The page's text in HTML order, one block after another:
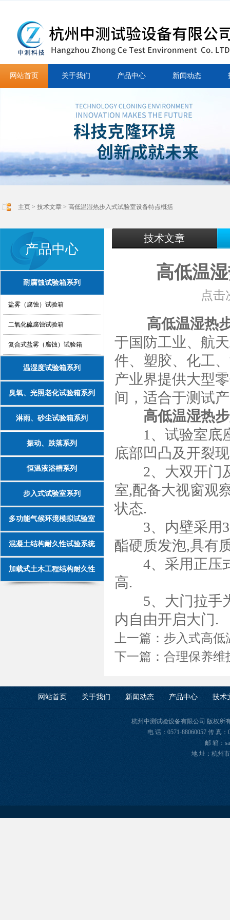
网站首页 关于我们 产品中心 新闻动态
主页 > 技术文章 > 高低温湿热步入式试验室设备特点概括
产品中心
耐腐蚀试验箱系列
盐雾（腐蚀）试验箱
二氧化硫腐蚀试验箱
复合式盐雾（腐蚀）试验箱
温湿度试验箱系列
臭氧、光照老化试验箱系列
淋雨、砂尘试验箱系列
振动、跌落系列
恒温液浴槽系列
步入式试验室系列
多功能气候环境模拟试验室
混凝土结构耐久性试验系统
加载式土木工程结构耐久性
技术文章
高低温
点击
高低温湿热
于国防工业、航
件、塑胶、化工
产业界提供大型
间，适合于测试
高低温湿热
1、试验室底座
底部凹凸及开裂
2、大双开门及
室,配备大视窗观
状态.
3、内壁采用
酯硬质发泡,具有
4、采用正压式
高.
5、大门拉手为
内自由开启大门.
上一篇： 步入式高低
下一篇： 合理保养维
网站首页 关于我们 新闻动态 产品中心 技术
杭州中测试验设备有限公司 版权所
电 话：0571-88060057 传 真
邮 箱：
地 址：杭州